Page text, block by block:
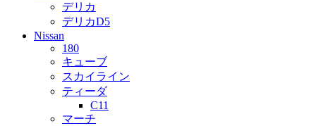
デリカ
デリカD5
Nissan
180
キューブ
スカイライン
ティーダ
C11
マーチ